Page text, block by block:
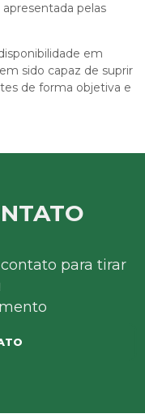
pelas
em
sido capaz de suprir
de forma objetiva e
para tirar